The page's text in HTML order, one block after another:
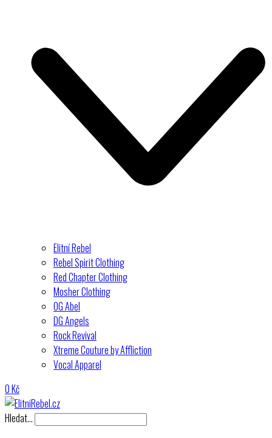
Elitní Rebel
Rebel Spirit Clothing
Red Chapter Clothing
Mosher Clothing
OG Abel
DG Angels
Rock Revival
Xtreme Couture by Affliction
Vocal Apparel
0Kč
Hledat…